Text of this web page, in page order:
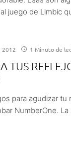
juego de Limbic
2012 1 Minuto de
TUS
para agudizar tu
NumberOne. La